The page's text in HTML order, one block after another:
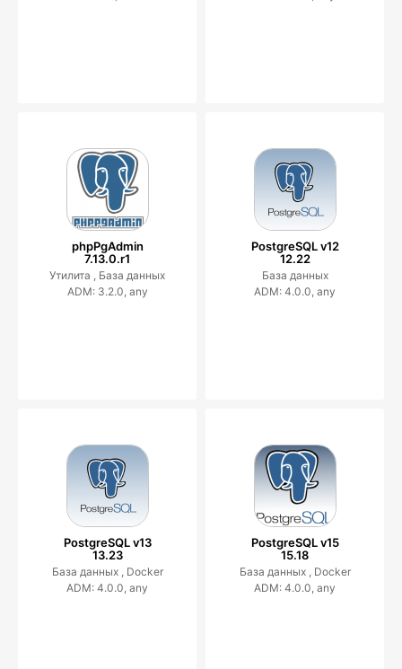
phpPgAdmin
7.13.0.r1
Утилита , База данных
ADM: 3.2.0, any
PostgreSQL v12
12.22
База данных
ADM: 4.0.0, any
PostgreSQL v13
13.23
База данных , Docker
ADM: 4.0.0, any
PostgreSQL v15
15.18
База данных , Docker
ADM: 4.0.0, any